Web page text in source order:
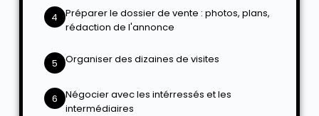
4
Préparer le dossier de vente : photos, plans,
rédaction de l'annonce
5 Organiser des dizaines de visites
6
Négocier avec les intérressés et les
intermédiaires